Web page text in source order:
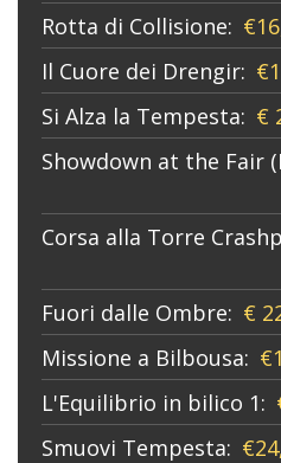
Rotta di Collisione:
Il Cuore dei Drengir:
Si Alza la Tempesta: €
Showdown at the Fair
Corsa alla Torre
Fuori dalle Ombre: €
Missione a Bilbousa:
L'Equilibrio in bilico 1:
Smuovi Tempesta: